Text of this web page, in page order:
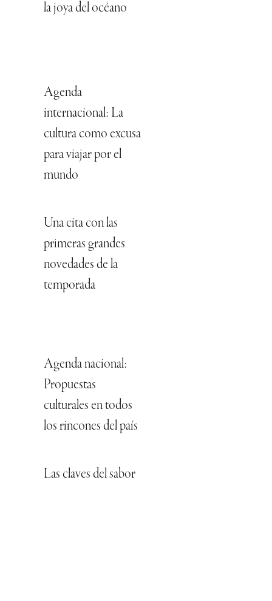
la joya del océano
Agenda
internacional: La
cultura como excusa
para viajar por el
mundo
Una cita con las
primeras grandes
novedades de la
temporada
Agenda nacional:
Propuestas
culturales en todos
los rincones del país
Las claves del sabor